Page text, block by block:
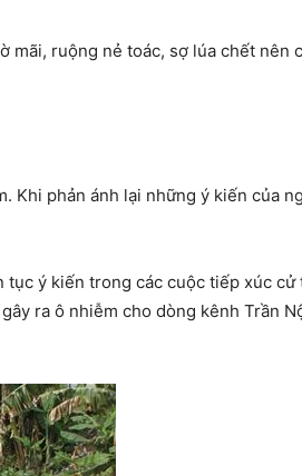
mãi, ruộng nẻ toác, sợ lúa chết nên
Khi phản ánh lại những ý kiến của
ý kiến trong các cuộc tiếp xúc
ra ô nhiễm cho dòng kênh Trần